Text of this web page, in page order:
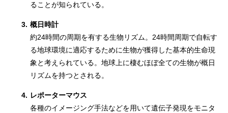
ることが知られている。
3. 概日時計
約24時間の周期を有する生物リズム。24時間周期で自転す
る地球環境に適応するために生物が獲得した基本的生命現
象と考えられている。地球上に棲むほぼ全ての生物が概日
リズムを持つとされる。
4. レポーターマウス
各種のイメージング手法などを用いて遺伝子発現をモニタ